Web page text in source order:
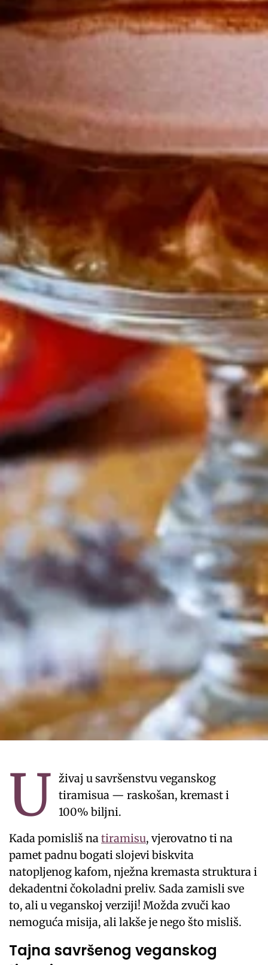
U živaj u savršenstvu veganskog
tiramisua — raskošan, kremast i
100% biljni.
Kada pomisliš natiramisu, vjerovatno ti na
pamet padnu bogati slojevi biskvita
natopljenog kafom, nježna kremasta struktura i
dekadentni čokoladni preliv. Sada zamisli sve
to, ali u veganskoj verziji! Možda zvuči kao
nemoguća misija, ali lakše je nego što misliš.
Tajna savršenog veganskog